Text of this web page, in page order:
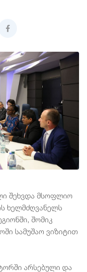
შეხვდა მსოფლიო
ხელმძღვანელს
შომიკ
სამუშაო ვიზიტით
არსებული და